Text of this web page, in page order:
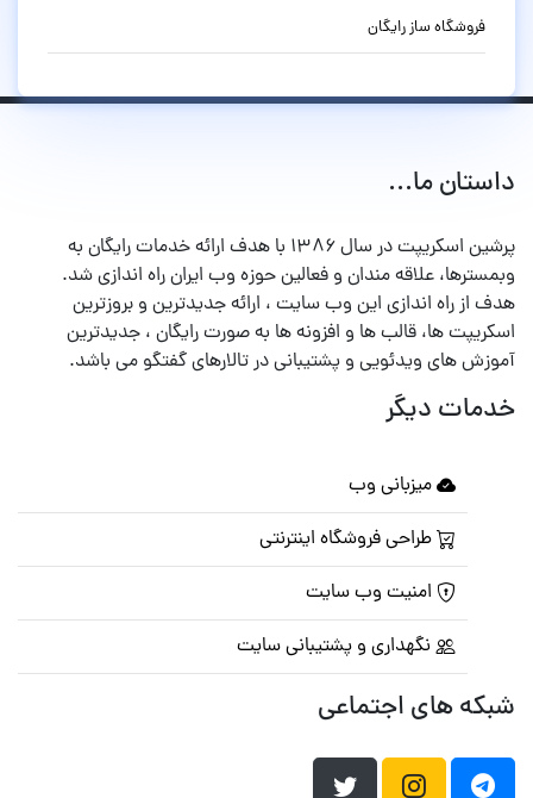
فروشگاه ساز رایگان
داستان ما...
پرشین اسکریپت در سال ۱۳۸۶ با هدف ارائه خدمات رایگان به
وبمسترها، علاقه مندان و فعالین حوزه وب ایران راه اندازی شد.
هدف از راه اندازی این وب سایت ، ارائه جدیدترین و بروزترین
اسکریپت ها، قالب ها و افزونه ها به صورت رایگان ، جدیدترین
آموزش های ویدئویی و پشتیبانی در تالارهای گفتگو می باشد.
خدمات دیگر
میزبانی وب
طراحی فروشگاه اینترنتی
امنیت وب سایت
نگهداری و پشتیبانی سایت
شبکه های اجتماعی